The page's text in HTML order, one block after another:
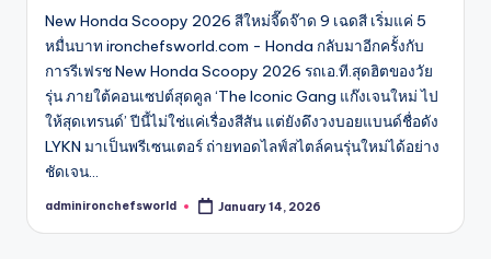
New Honda Scoopy 2026 สีใหม่จี๊ดจ๊าด 9 เฉดสี เริ่มแค่ 5
หมื่นบาท ironchefsworld.com - Honda กลับมาอีกครั้งกับ
การรีเฟรช New Honda Scoopy 2026 รถเอ.ที.สุดฮิตของวัย
รุ่น ภายใต้คอนเซปต์สุดคูล ‘The Iconic Gang แก๊งเจนใหม่ ไป
ให้สุดเทรนด์’ ปีนี้ไม่ใช่แค่เรื่องสีสัน แต่ยังดึงวงบอยแบนด์ชื่อดัง
LYKN มาเป็นพรีเซนเตอร์ ถ่ายทอดไลฟ์สไตล์คนรุ่นใหม่ได้อย่าง
ชัดเจน…
Posted
adminironchefsworld January 14, 2026